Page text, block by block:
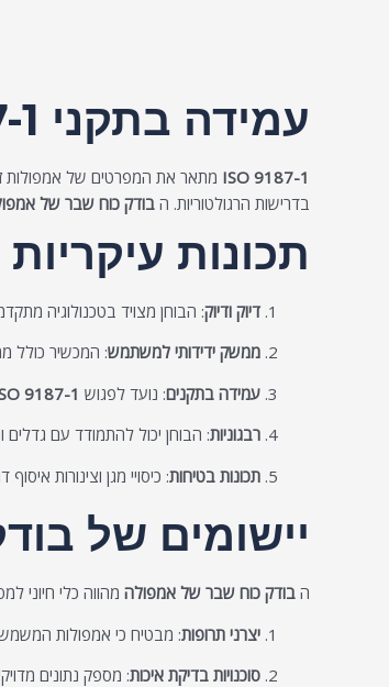
עמידה בתקני ISO 9187-1
ISO 9187-1 מתאר את המפרטים של אמפולות
בדרישות הרגולטוריות. הבודק כוח שבר של
תכונות
דיוק ודיוק: הבוחן מצויד בטכנולוגיה
ממשק ידידותי למשתמש: המכשיר כולל
עמידה בתקנים: נועד לפגוש 9187-1
רבגוניות: הבוחן יכול להתמודד עם
תכונות בטיחות: כיסויי מגן וצינורות
יישומים של
ה בודק כוח שבר של אמפולה מהווה כלי חיוני
יצרני תרופות: מבטיח כי אמפולות
סוכנויות בדיקת איכות: מספק נתונים